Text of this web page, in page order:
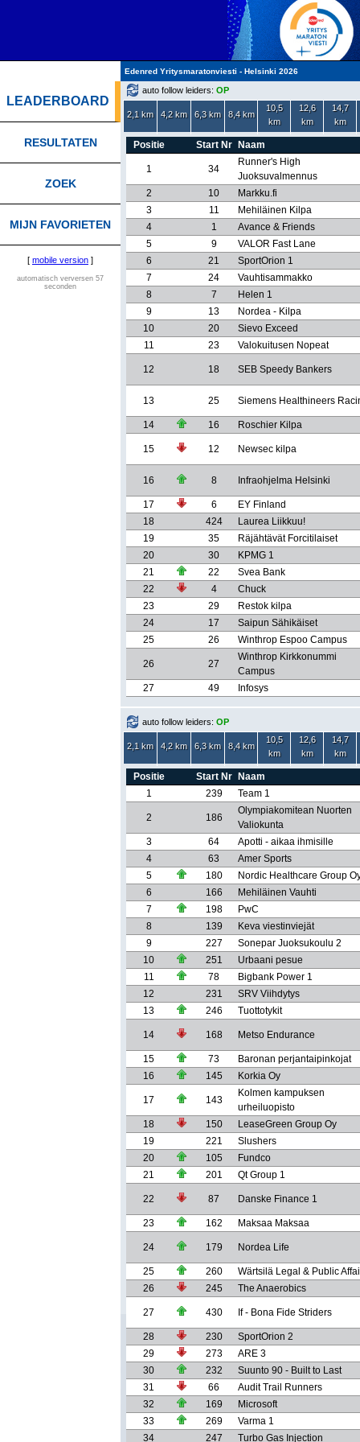
Edenred Yritysmaratonviesti - Helsinki 2026
LEADERBOARD
RESULTATEN
ZOEK
MIJN FAVORIETEN
[ mobile version ]
automatisch verversen 57
seconden
auto follow leiders: OP
2,1 km 4,2 km 6,3 km 8,4 km
10,5
km
12,6
km
14,7
km
Positie Start Nr Naam
1 34
Runner's High
Juoksuvalmennus
2
10
Markku.fi
3
11
Mehiläinen Kilpa
4
1
Avance & Friends
5
9
VALOR Fast Lane
6
21
SportOrion 1
7
24
Vauhtisammakko
8
7
Helen 1
9
13
Nordea - Kilpa
10
20
Sievo Exceed
11
23 Valokuitusen Nopeat
12 18 SEB Speedy Bankers
13 25 Siemens Healthineers
14 16 Roschier Kilpa
15 12 Newsec kilpa
16 8 Infraohjelma Helsinki
17 6
EY Finland
18
424
Laurea Liikkuu!
19
35
Räjähtävät Forcitilaiset
20
30
KPMG 1
21
22
Svea Bank
22
4
Chuck
23
29
Restok kilpa
24
17
Saipun Sähikäiset
25
26 Winthrop Espoo Campus
26 27
Winthrop Kirkkonummi
Campus
27
49 Infosys
auto follow leiders: OP
2,1 km 4,2 km 6,3 km 8,4 km
10,5
km
12,6
km
14,7
km
Positie Start Nr
Naam
1
239 Team 1
2 186
Olympiakomitean Nuorten
Valiokunta
3
64
Apotti - aikaa ihmisille
4
63
Amer Sports
5
180
Nordic Healthcare Group
6
166
Mehiläinen Vauhti
7
198
PwC
8
139
Keva viestinviejät
9
227
Sonepar Juoksukoulu 2
10
251
Urbaani pesue
11
78
Bigbank Power 1
12
231
SRV Viihdytys
13
246 Tuottotykit
14 168 Metso Endurance
15 73
Baronan perjantaipinkojat
16
145 Korkia Oy
17 143
Kolmen kampuksen
urheiluopisto
18
150
LeaseGreen Group Oy
19
221
Slushers
20
105
Fundco
21
201 Qt Group 1
22 87 Danske Finance 1
23 162 Maksaa Maksaa
24 179 Nordea Life
25 260
Wärtsilä Legal & Public
26
245 The Anaerobics
27 430 If - Bona Fide Striders
28 230
SportOrion 2
29
273
ARE 3
30
232
Suunto 90 - Built to Last
31
66
Audit Trail Runners
32
169
Microsoft
33
269
Varma 1
34
247 Turbo Gas Injection